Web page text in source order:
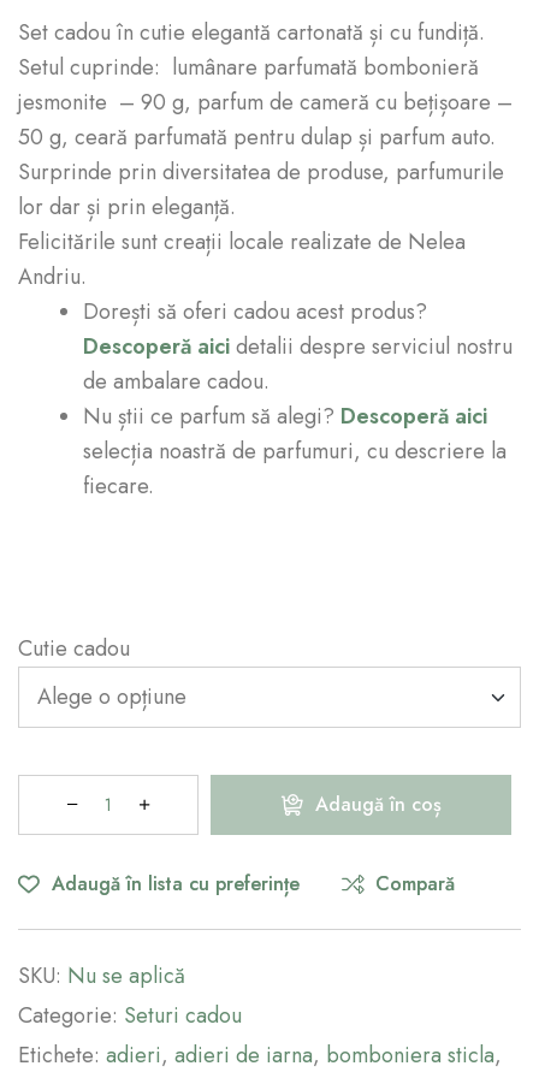
Set cadou în cutie elegantă cartonată și cu fundiță.
Setul cuprinde: lumânare parfumată bombonieră
jesmonite – 90 g, parfum de cameră cu bețișoare –
50 g, ceară parfumată pentru dulap și parfum auto.
Surprinde prin diversitatea de produse, parfumurile
lor dar și prin eleganță.
Felicitările sunt creații locale realizate de Nelea
Andriu.
Dorești să oferi cadou acest produs?
Descoperă aicidetalii despre serviciul nostru
de ambalare cadou.
Nu știi ce parfum să alegi? Descoperă aici
selecția noastră de parfumuri, cu descriere la
fiecare.
Cutie cadou
Adaugă în coș
Adaugă în lista cu preferințe Compară
SKU: Nu se aplică
Categorie: Seturi cadou
Etichete: adieri, adieri de iarna, bomboniera sticla,